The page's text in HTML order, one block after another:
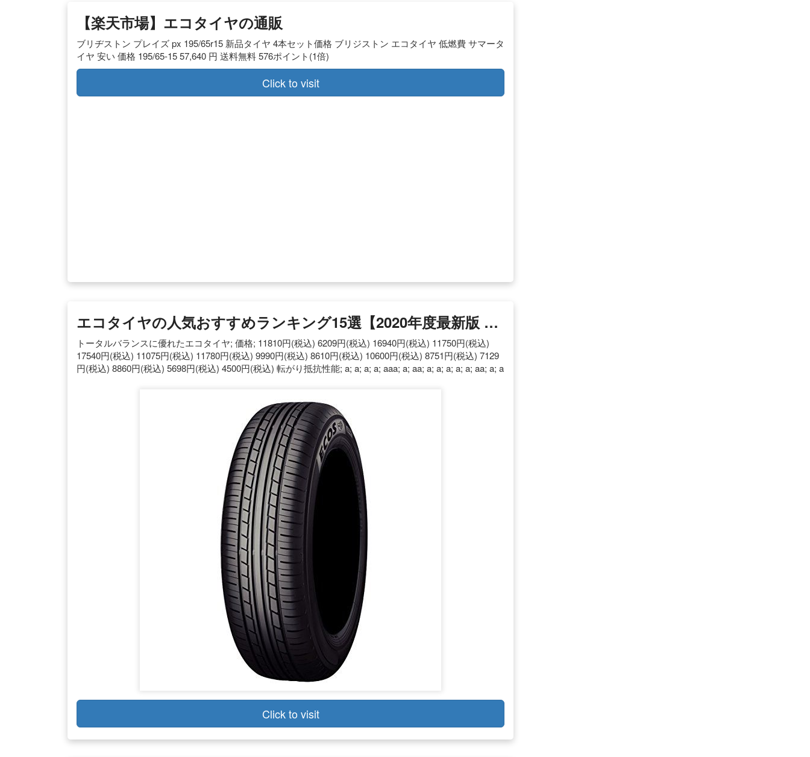
【楽天市場】エコタイヤの通販
ブリヂストン プレイズ px 195/65r15 新品タイヤ 4本セット価格 ブリジストン エコタイヤ 低燃費 サマータ
イヤ 安い 価格 195/65-15 57,640 円 送料無料 576ポイント(1倍)
Click to visit
エコタイヤの人気おすすめランキング15選【2020年度最新版 …
トータルバランスに優れたエコタイヤ; 価格; 11810円(税込) 6209円(税込) 16940円(税込) 11750円(税込)
17540円(税込) 11075円(税込) 11780円(税込) 9990円(税込) 8610円(税込) 10600円(税込) 8751円(税込) 7129
円(税込) 8860円(税込) 5698円(税込) 4500円(税込) 転がり抵抗性能; a; a; a; a; aaa; a; aa; a; a; a; a; a; aa; a; a
Click to visit